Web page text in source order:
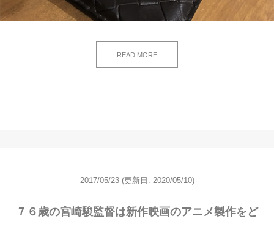
READ MORE
2017/05/23 (更新日: 2020/05/10)
７６歳の宮崎駿監督は新作映画のアニメ製作をど